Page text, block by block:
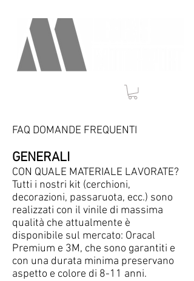
FAQ DOMANDE FREQUENTI
GENERALI
CON QUALE MATERIALE LAVORATE?
Tutti i nostri kit (cerchioni,
decorazioni, passaruota, ecc.) sono
realizzati con il vinile di massima
qualità che attualmente è
disponibile sul mercato: Oracal
Premium e 3M, che sono garantiti e
con una durata minima preservano
aspetto e colore di 8-11 anni.